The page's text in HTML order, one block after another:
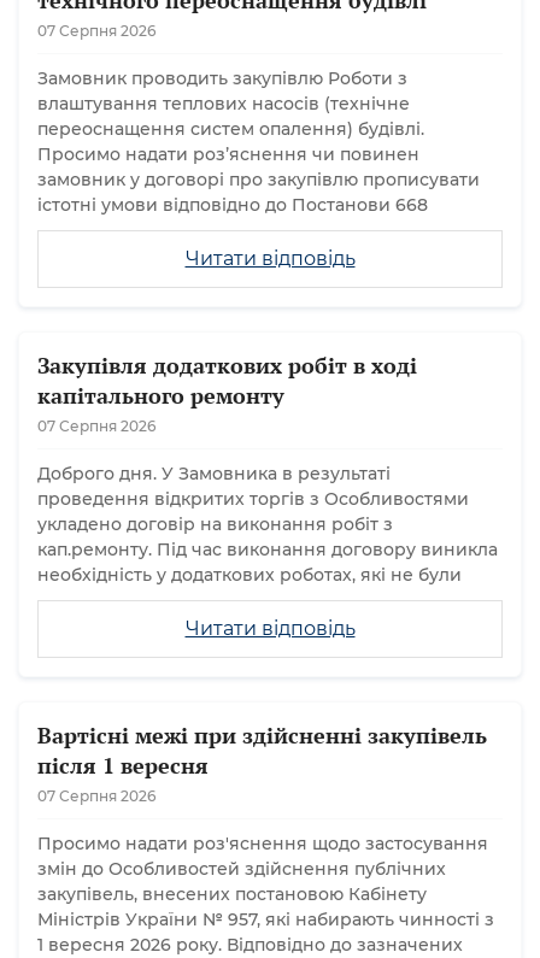
07 Серпня 2026
Читати відповідь
Замовник проводить закупівлю Роботи з
влаштування теплових насосів (технічне
переоснащення систем опалення) будівлі.
Просимо надати розʼяснення чи повинен
замовник у договорі про закупівлю прописувати
істотні умови відповідно до Постанови 668
Закупівля додаткових робіт в ході
капітального ремонту
07 Серпня 2026
Читати відповідь
Доброго дня. У Замовника в результаті
проведення відкритих торгів з Особливостями
укладено договір на виконання робіт з
кап.ремонту. Під час виконання договору виникла
необхідність у додаткових роботах, які не були
Вартісні межі при здійсненні закупівель
після 1 вересня
07 Серпня 2026
Просимо надати роз'яснення щодо застосування
змін до Особливостей здійснення публічних
закупівель, внесених постановою Кабінету
Міністрів України № 957, які набирають чинності з
1 вересня 2026 року. Відповідно до зазначених